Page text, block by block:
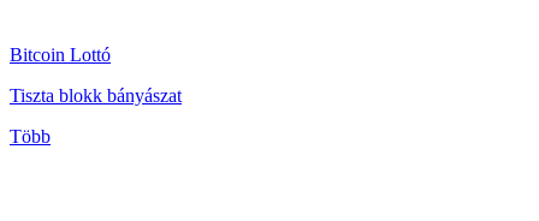
Bitcoin Lottó
Tiszta blokk bányászat
Több